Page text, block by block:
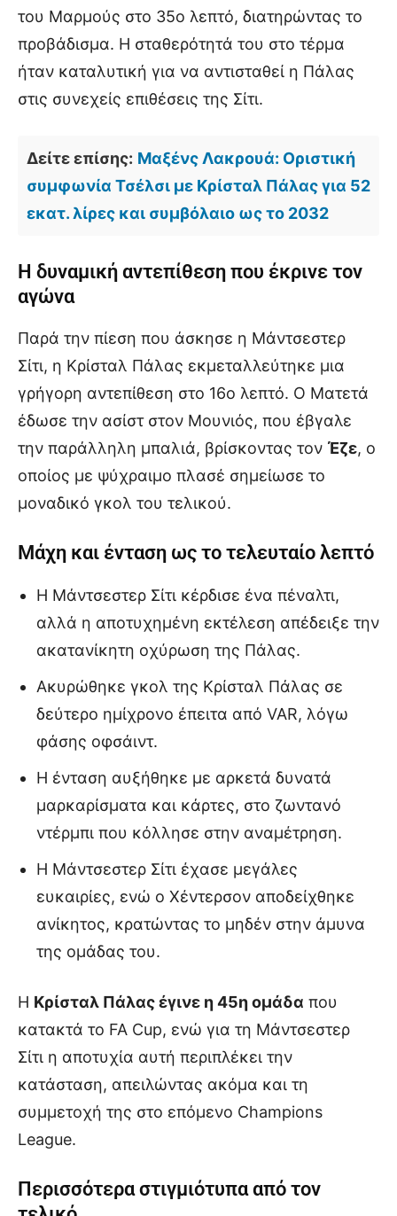
του Μαρμούς στο 35ο λεπτό, διατηρώντας το
προβάδισμα. Η σταθερότητά του στο τέρμα
ήταν καταλυτική για να αντισταθεί η Πάλας
στις συνεχείς επιθέσεις της Σίτι.
Δείτε επίσης: Μαξένς Λακρουά: Οριστική
συμφωνία Τσέλσι με Κρίσταλ Πάλας για 52
εκατ. λίρες και συμβόλαιο ως το 2032
Η δυναμική αντεπίθεση που έκρινε τον
αγώνα
Παρά την πίεση που άσκησε η Μάντσεστερ
Σίτι, η Κρίσταλ Πάλας εκμεταλλεύτηκε μια
γρήγορη αντεπίθεση στο 16ο λεπτό. Ο Ματετά
έδωσε την ασίστ στον Μουνιός, που έβγαλε
την παράλληλη μπαλιά, βρίσκοντας τον Έζε, ο
οποίος με ψύχραιμο πλασέ σημείωσε το
μοναδικό γκολ του τελικού.
Μάχη και ένταση ως το τελευταίο λεπτό
Η Μάντσεστερ Σίτι κέρδισε ένα πέναλτι,
αλλά η αποτυχημένη εκτέλεση απέδειξε την
ακατανίκητη οχύρωση της Πάλας.
Ακυρώθηκε γκολ της Κρίσταλ Πάλας σε
δεύτερο ημίχρονο έπειτα από VAR, λόγω
φάσης οφσάιντ.
Η ένταση αυξήθηκε με αρκετά δυνατά
μαρκαρίσματα και κάρτες, στο ζωντανό
ντέρμπι που κόλλησε στην αναμέτρηση.
Η Μάντσεστερ Σίτι έχασε μεγάλες
ευκαιρίες, ενώ ο Χέντερσον αποδείχθηκε
ανίκητος, κρατώντας το μηδέν στην άμυνα
της ομάδας του.
Η Κρίσταλ Πάλας έγινε η 45η ομάδα που
κατακτά το FA Cup, ενώ για τη Μάντσεστερ
Σίτι η αποτυχία αυτή περιπλέκει την
κατάσταση, απειλώντας ακόμα και τη
συμμετοχή της στο επόμενο Champions
League.
Περισσότερα στιγμιότυπα από τον